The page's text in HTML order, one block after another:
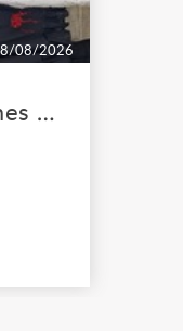
08/2026
Lot de 80 costumes de scène pro